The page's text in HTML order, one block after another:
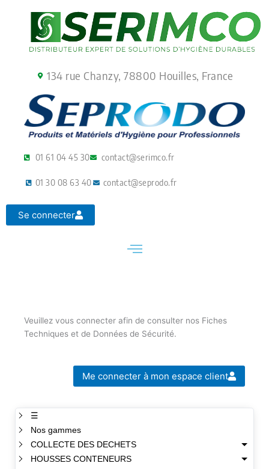
134 rue Chanzy, 78800 Houilles, France
01 61 04 45 30 contact@serimco.fr
01 30 08 63 40 contact@seprodo.fr
Se connecter
Veuillez vous connecter afin de consulter nos Fiches
Techniques et de Données de Sécurité.
Me connecter à mon espace client
☰
Nos gammes
COLLECTE DES DECHETS
HOUSSES CONTENEURS